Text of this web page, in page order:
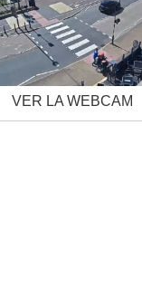
VER LA WEBCAM